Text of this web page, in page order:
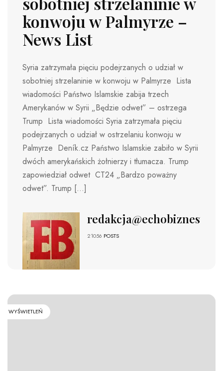
konwoju w Palmyrze –
News List
Syria zatrzymała pięciu podejrzanych o udział w
sobotniej strzelaninie w konwoju w Palmyrze Lista
wiadomości Państwo Islamskie zabija trzech
Amerykanów w Syrii „Będzie odwet” – ostrzega
Trump Lista wiadomości Syria zatrzymała pięciu
podejrzanych o udział w ostrzelaniu konwoju w
Palmyrze Deník.cz Państwo Islamskie zabiło w Syrii
dwóch amerykańskich żołnierzy i tłumacza. Trump
zapowiedział odwet CT24 „Bardzo poważny
odwet”. Trump […]
redakcja@echobiznesu.pl
21056 POSTS
WYŚWIETLEŃ